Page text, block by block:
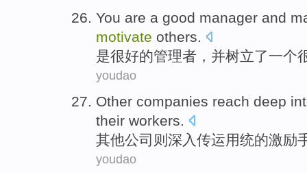
You are a good manager and
motivate others.
是很好的管理者 ， 并树立了一个
youdao
Other companies reach deep
their workers.
其他公司 则 深入传运用统的激励
youdao